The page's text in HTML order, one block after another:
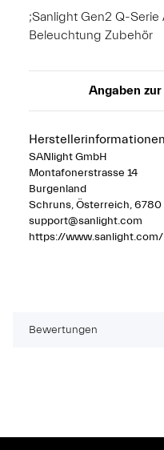
;Sanlight Gen2 Q-
Beleuchtung Zubehör
Angaben
SANlight GmbH
Montafonerstrasse 14
Burgenland
Schruns, Österreich, 6780
support@sanlight.com
https://www.sanlight.com/
Bewertungen